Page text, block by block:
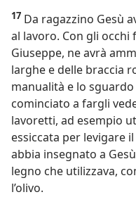
17 Da ragazzino Gesù
al lavoro. Con gli
Giuseppe, ne avrà
larghe e delle braccia
manualità e lo
cominciato a fargli
lavoretti, ad esempio
essiccata per levigare
abbia insegnato a
legno che utilizzava,
l’olivo.